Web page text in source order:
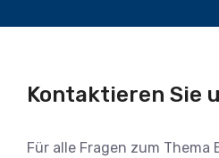
Kontaktieren Sie
Für alle Fragen zum Thema